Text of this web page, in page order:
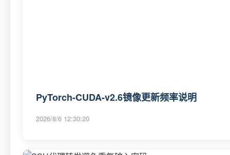
PyTorch-CUDA-v2.6镜像更新频率说明
2026/8/6 12:30:20